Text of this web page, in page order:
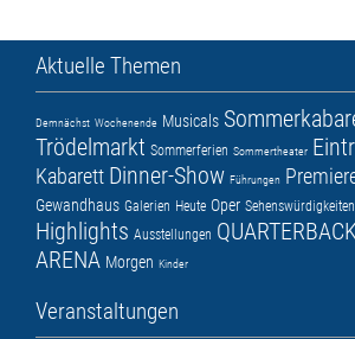
Aktuelle Themen
Demnächst Wochenende Musicals
Trödelmarkt Sommerferien Sommertheater
Kabarett Dinner-Show Führungen
Gewandhaus Galerien Heute Oper Sehenswürdigkeiten
Highlights Ausstellungen
ARENA Morgen Kinder
Veranstaltungen